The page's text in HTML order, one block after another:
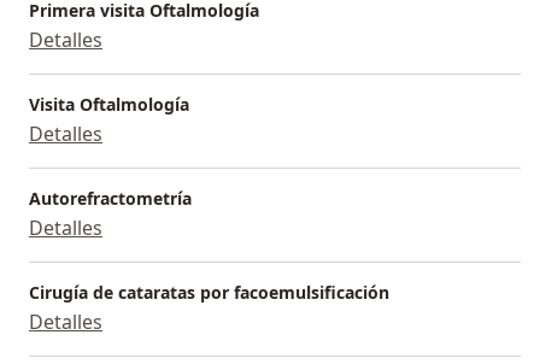
Primera visita Oftalmología
Detalles
Visita Oftalmología
Detalles
Autorefractometría
Detalles
Cirugía de cataratas por facoemulsificación
Detalles